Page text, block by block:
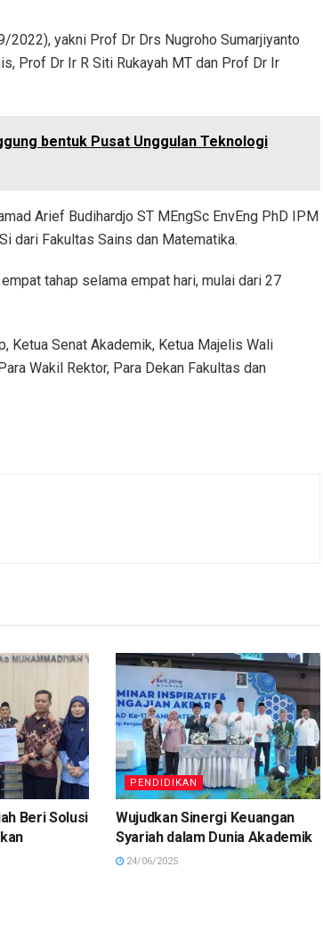
2022), yakni Prof Dr Drs Nugroho Sumarjiyanto
Prof Dr Ir R Siti Rukayah MT dan Prof Dr Ir
bentuk Pusat Unggulan Teknologi
Arief Budihardjo ST MEngSc EnvEng PhD IPM
dari Fakultas Sains dan Matematika.
tahap selama empat hari, mulai dari 27
Ketua Senat Akademik, Ketua Majelis Wali
Wakil Rektor, Para Dekan Fakultas dan
Beri Solusi
PENDIDIKAN
Wujudkan Sinergi Keuangan
Syariah dalam Dunia Akademik
24/06/2025